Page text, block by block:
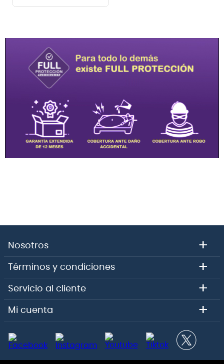
Nosotros +
Términos y condiciones +
Servicio al cliente +
Mi cuenta +